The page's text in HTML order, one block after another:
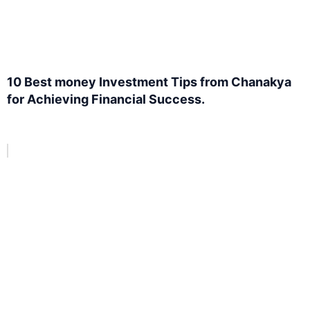
10 Best money Investment Tips from Chanakya
for Achieving Financial Success.